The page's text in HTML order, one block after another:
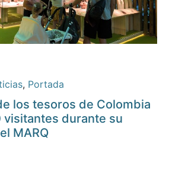
, Portada
los tesoros de Colombia
visitantes durante su
MARQ